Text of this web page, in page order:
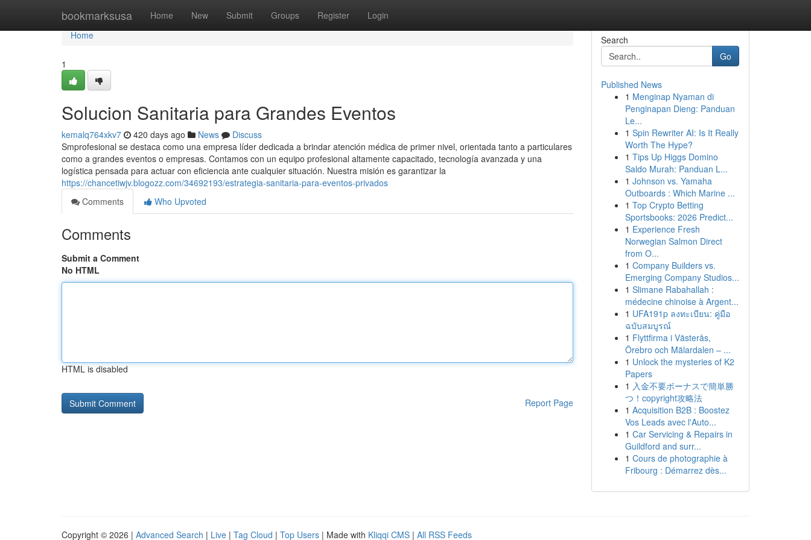
bookmarksusa Home New Submit Groups Register Login
Home
Home
1
Solucion Sanitaria para Grandes Eventos
kemalq764xkv7 420 days ago News
Discuss
Smprofesional se destaca como una empresa líder dedicada a brindar atención médica de primer nivel, orientada tanto a particulares
como a grandes eventos o empresas. Contamos con un equipo profesional altamente capacitado, tecnología avanzada y una
logística pensada para actuar con eficiencia ante cualquier situación. Nuestra misión es garantizar la
https://chancetiwjv.blogozz.com/34692193/estrategia-sanitaria-para-eventos-privados
Comments
Who Upvoted
Comments
Submit a Comment
No HTML
HTML is disabled
Report Page
Search
Go
Published News
1 Menginap Nyaman di
Penginapan Dieng: Panduan
Le...
1 Spin Rewriter AI: Is It Really
Worth The Hype?
1 Tips Up Higgs Domino
Saldo Murah: Panduan L...
1 Johnson vs. Yamaha
Outboards : Which Marine ...
1 Top Crypto Betting
Sportsbooks: 2026 Predict...
1 Experience Fresh
Norwegian Salmon Direct
from O...
1 Company Builders vs.
Emerging Company Studios...
1 Slimane Rabahallah :
médecine chinoise à Argent...
1 UFA191p ลงทะเบียน: คู่มือ
ฉบับสมบูรณ์
1 Flyttfirma i Västerås,
Örebro och Mälardalen – ...
1 Unlock the mysteries of K2
Papers
1 入金不要ボーナスで簡単勝
つ！copyright攻略法
1 Acquisition B2B : Boostez
Vos Leads avec l'Auto...
1 Car Servicing & Repairs in
Guildford and surr...
1 Cours de photographie à
Fribourg : Démarrez dès...
Copyright © 2026 | Advanced Search | Live | Tag Cloud | Top Users | Made with Kliqqi CMS | All RSS Feeds